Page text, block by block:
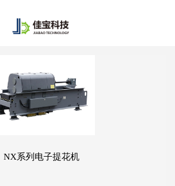
NX系列电子提花机